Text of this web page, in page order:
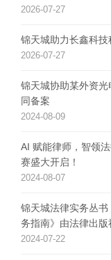
2026-07-27
锦天城助力长鑫科
2026-07-27
锦天城协助某外资
同备案
2024-08-09
AI 赋能律师，智领
赛盛大开启！
2024-08-07
锦天城法律实务丛
务指南》由法律出版
2024-07-22